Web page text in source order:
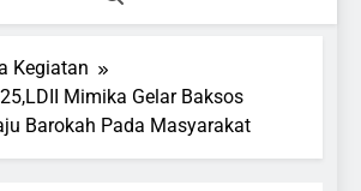
Kegiatan
Mimika Gelar Baksos
Barokah Pada Masyarakat